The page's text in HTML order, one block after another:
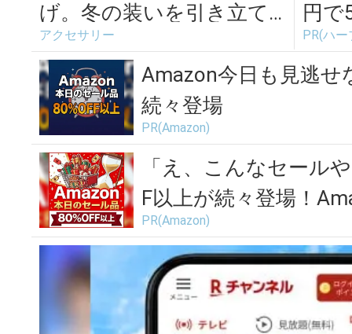
げ。冬の装いを引き立て
る「a ka ri」の白磁のイヤ
ーアク...
アクセサリー
円で
PR(ハ
Amazon今日も見逃せ
続々登場
PR(Amazon)
「え、こんなセール
F以上が続々登場！
PR(Amazon)